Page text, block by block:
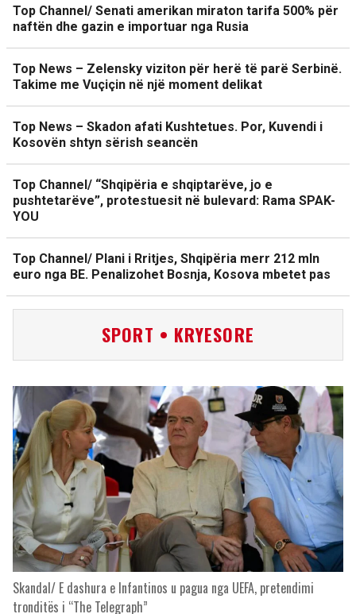
Top Channel/ Senati amerikan miraton tarifa 500% për
naftën dhe gazin e importuar nga Rusia
Top News – Zelensky viziton për herë të parë Serbinë.
Takime me Vuçiçin në një moment delikat
Top News – Skadon afati Kushtetues. Por, Kuvendi i
Kosovën shtyn sërish seancën
Top Channel/ “Shqipëria e shqiptarëve, jo e
pushtetarëve”, protestuesit në bulevard: Rama SPAK-
YOU
Top Channel/ Plani i Rritjes, Shqipëria merr 212 mln
euro nga BE. Penalizohet Bosnja, Kosova mbetet pas
SPORT • KRYESORE
Skandal/ E dashura e Infantinos u pagua nga UEFA, pretendimi
tronditës i “The Telegraph”